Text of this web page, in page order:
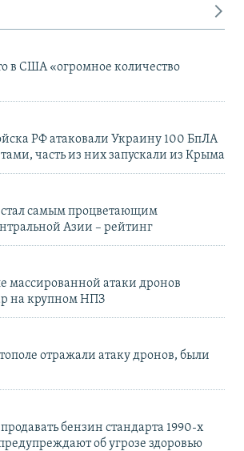
в США «огромное количество
РФ атаковали Украину 100 БпЛА
часть из них запускали из Крыма
стал самым процветающим
Азии – рейтинг
массированной атаки дронов
на крупном НПЗ
отражали атаку дронов, были
бензин стандарта 1990-х
об угрозе здоровью